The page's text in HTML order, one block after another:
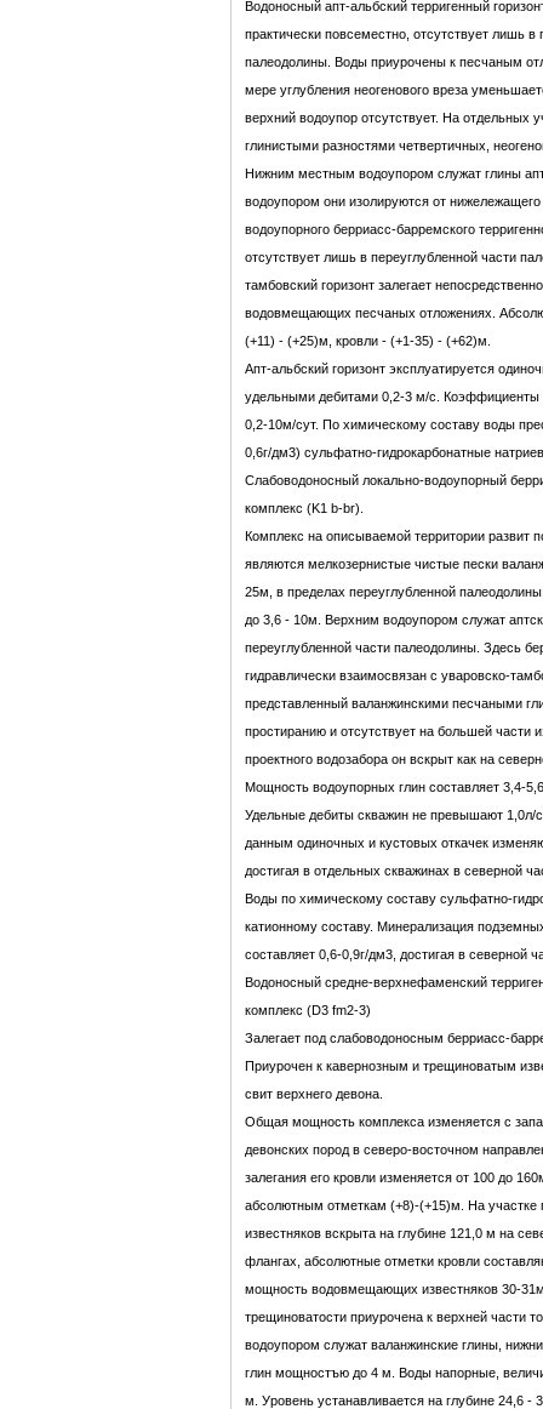
Водоносный апт-альбский терригенный
практически повсеместно, отсутствует лишь в
палеодолины. Воды приурочены к песчаным
мере углубления неогенового вреза
верхний водоупор отсутствует. На отдельных
глинистыми разностями четвертичных,
Нижним местным водоупором служат глины
водоупором они изолируются от
водоупорного берриасс-барремского
отсутствует лишь в переуглубленной части
тамбовский горизонт залегает
водовмещающих песчаных отложениях.
(+11) - (+25)м, кровли - (+1-35) - (+62)м.
Апт-альбский горизонт эксплуатируется
удельными дебитами 0,2-3 м/с. Коэффициенты
0,2-10м/сут. По химическому составу воды
0,6г/дм3) сульфатно-гидрокарбонатные
Слабоводоносный локально-водоупорный
комплекс (K1 b-br).
Комплекс на описываемой территории
являются мелкозернистые чистые пески
25м, в пределах переуглубленной
до 3,6 - 10м. Верхним водоупором служат
переуглубленной части палеодолины. Здесь
гидравлически взаимосвязан с уваровско-
представленный валанжинскими песчаными
простиранию и отсутствует на большей части
проектного водозабора он вскрыт как на
Мощность водоупорных глин составляет 3,4-
Удельные дебиты скважин не превышают
данным одиночных и кустовых откачек
достигая в отдельных скважинах в северной
Воды по химическому составу сульфатно-
катионному составу. Минерализация
составляет 0,6-0,9г/дм3, достигая в северной
Водоносный средне-верхнефаменский
комплекс (D3 fm2-3)
Залегает под слабоводоносным берриасс-
Приурочен к кавернозным и трещиноватым
свит верхнего девона.
Общая мощность комплекса изменяется с
девонских пород в северо-восточном
залегания его кровли изменяется от 100 до
абсолютным отметкам (+8)-(+15)м. На участке
известняков вскрыта на глубине 121,0 м на
флангах, абсолютные отметки кровли
мощность водовмещающих известняков 30-
трещиноватости приурочена к верхней
водоупором служат валанжинские глины,
глин мощностъю до 4 м. Воды напорные,
м. Уровень устанавливается на глубине 24,6 -